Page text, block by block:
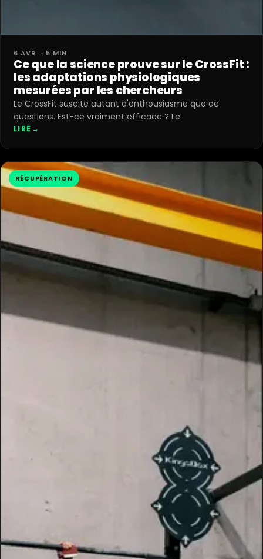
6 AVR. · 5 MIN
Ce que la science prouve sur le CrossFit :
les adaptations physiologiques
mesurées par les chercheurs
Le CrossFit suscite autant d'enthousiasme que de
questions. Est-ce vraiment efficace ? Le
LIRE →
RÉCUPÉRATION